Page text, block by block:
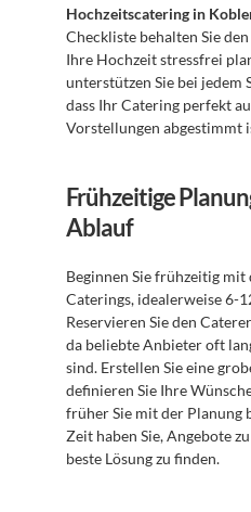
Hochzeitscatering in
Checkliste behalten Sie
Ihre Hochzeit stressfrei
unterstützen Sie bei jedem
dass Ihr Catering perfekt
Vorstellungen abgestimmt
Frühzeitige
Ablauf
Beginnen Sie frühzeitig mit
Caterings, idealerweise 6-
Reservieren Sie den
da beliebte Anbieter oft
sind. Erstellen Sie eine
definieren Sie Ihre
früher Sie mit der Planung
Zeit haben Sie, Angebote
beste Lösung zu finden.